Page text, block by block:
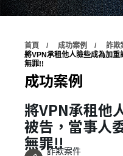
首頁 成功案例
詐欺
將VPN承租他人險些成為加
無罪!!
成功案例
將VPN承租他
被告，當事人
無罪!!詐欺案件